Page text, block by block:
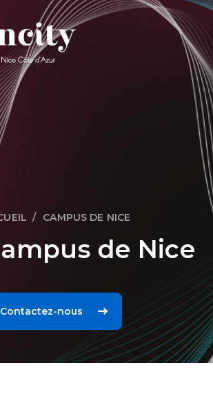
principal
CAMPUS DE NICE
de Nice
Contactez-nous